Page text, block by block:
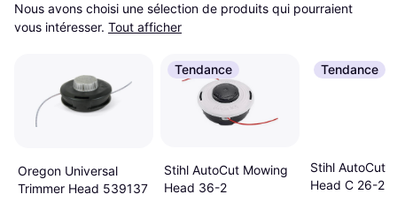
Nous avons choisi une sélection de produits qui pourraient
vous intéresser. Tout afficher
Oregon Universal
Trimmer Head 539137
Tendance
Stihl AutoCut Mowing
Head 36-2
Tendance
Stihl AutoCut
Head C 26-2